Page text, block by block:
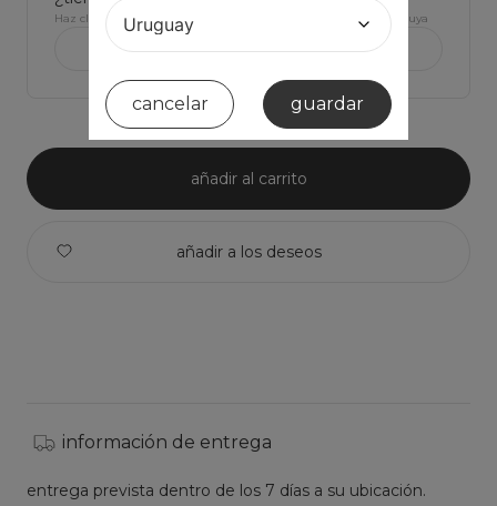
cancelar guardar
Haz click para ver Las medidas de la prenda y comparar con la tuya
ver medidas de la prenda >
añadir al carrito
información de entrega
entrega prevista dentro de los 7 días a su ubicación.